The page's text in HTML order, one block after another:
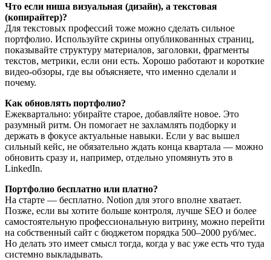
Что если ниша визуальная (дизайн), а текстовая
(копирайтер)?
Для текстовых профессий тоже можно сделать сильное
портфолио. Используйте скрины опубликованных страниц,
показывайте структуру материалов, заголовки, фрагменты
текстов, метрики, если они есть. Хорошо работают и короткие
видео-обзоры, где вы объясняете, что именно сделали и
почему.
Как обновлять портфолио?
Ежеквартально: убирайте старое, добавляйте новое. Это
разумный ритм. Он помогает не захламлять подборку и
держать в фокусе актуальные навыки. Если у вас вышел
сильный кейс, не обязательно ждать конца квартала — можно
обновить сразу и, например, отдельно упомянуть это в
LinkedIn.
Портфолио бесплатно или платно?
На старте — бесплатно. Notion для этого вполне хватает.
Позже, если вы хотите больше контроля, лучше SEO и более
самостоятельную профессиональную витрину, можно перейти
на собственный сайт с бюджетом порядка 500–2000 руб/мес.
Но делать это имеет смысл тогда, когда у вас уже есть что туда
системно выкладывать.